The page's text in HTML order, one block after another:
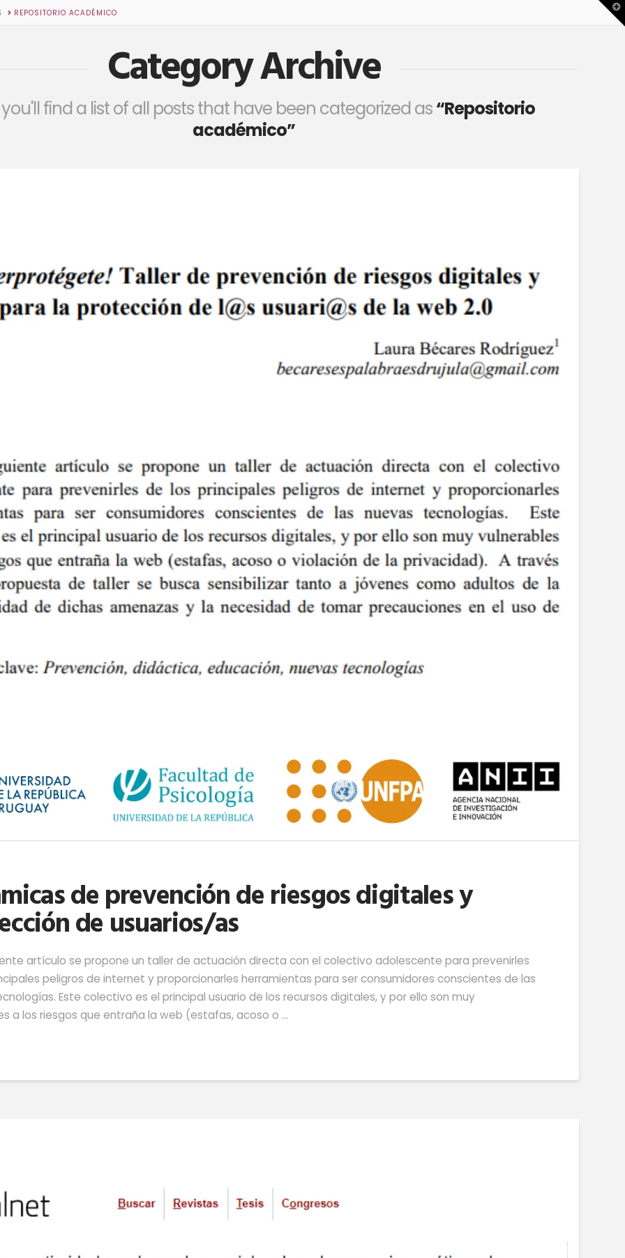
REPOSITORIO ACADÉMICO
Category Archive
find a list of all posts that have been categorized as“Repositorio
académico”
de prevención de riesgos digitales y
de usuarios/as
artículo se propone un taller de actuación directa con el colectivo adolescente para prevenirles
peligros de internet y proporcionarles herramientas para ser consumidores conscientes de las
Este colectivo es el principal usuario de los recursos digitales, y por ello son muy
a los riesgos que entraña la web (estafas, acoso o …